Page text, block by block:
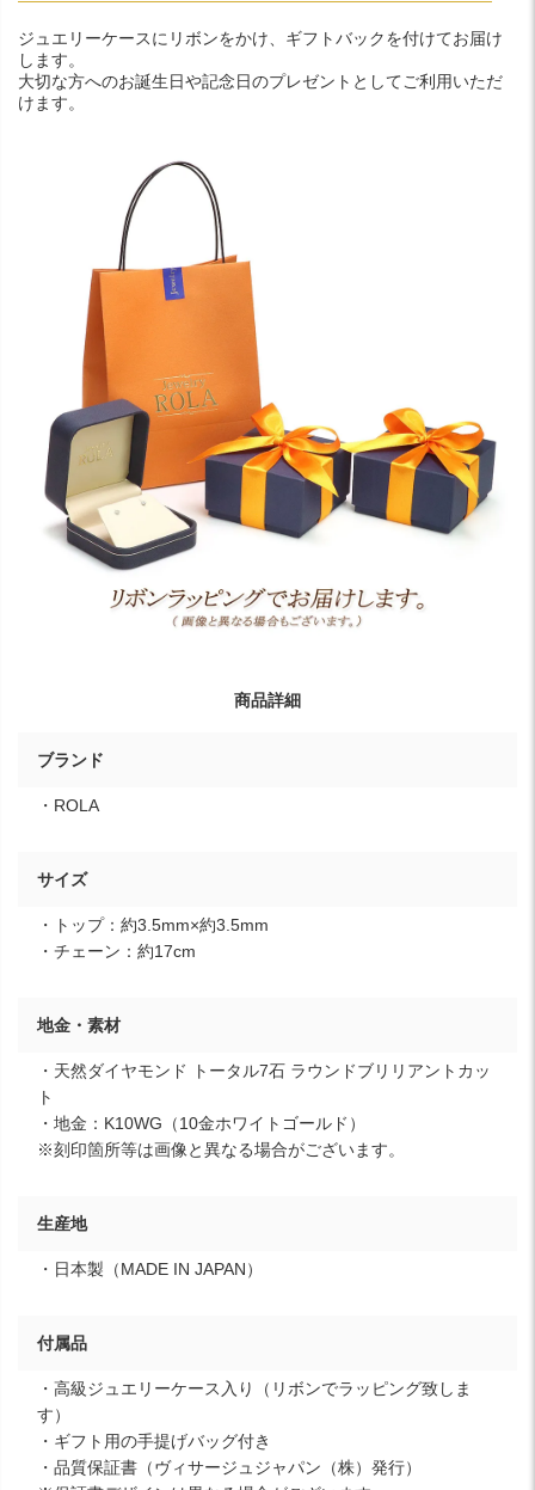
ジュエリーケースにリボンをかけ、ギフトバックを付けてお届け
します。
大切な方へのお誕生日や記念日のプレゼントとしてご利用いただ
けます。
商品詳細
ブランド
・ROLA
サイズ
・トップ：約3.5mm×約3.5mm
・チェーン：約17cm
地金・素材
・天然ダイヤモンド トータル7石 ラウンドブリリアントカッ
ト
・地金：K10WG（10金ホワイトゴールド）
※刻印箇所等は画像と異なる場合がございます。
生産地
・日本製（MADE IN JAPAN）
付属品
・高級ジュエリーケース入り（リボンでラッピング致しま
す）
・ギフト用の手提げバッグ付き
・品質保証書（ヴィサージュジャパン（株）発行）